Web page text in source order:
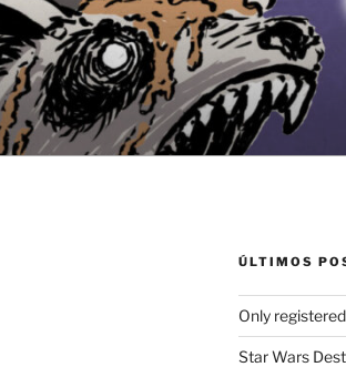
ÚLTIMOS
Only
Star Wars